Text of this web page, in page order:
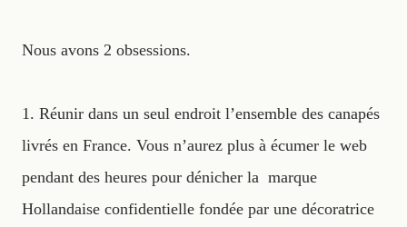
Nous avons 2 obsessions.
1. Réunir dans un seul endroit l’ensemble des canapés
livrés en France. Vous n’aurez plus à écumer le web
pendant des heures pour dénicher la marque
Hollandaise confidentielle fondée par une décoratrice